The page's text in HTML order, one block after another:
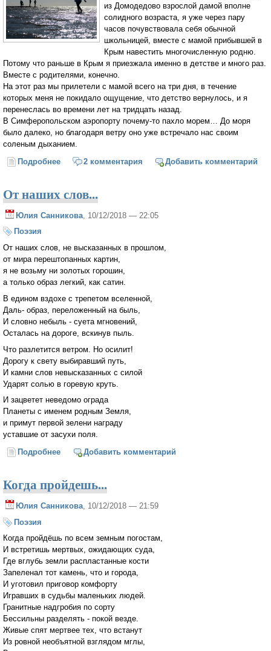
из Домодедово взрослой дамой вполне
солидного возраста, я уже через пару
часов почувствовала себя обычной
школьницей, вместе с мамой прибывшей в
Крым навестить многочисленную родню.
Потому что раньше в Крым я приезжала именно в детстве и много раз.
Вместе с родителями, конечно.
На этот раз мы прилетели с мамой всего на три дня, в течение
которых меня не покидало ощущение, что детство вернулось, и я
перенеслась во времени лет на тридцать назад.
В Симферопольском аэропорту почему-то пахло морем… До моря
было далеко, но благодаря ветру оно уже встречало нас своим
соленым дыханием.
Подробнее о Машина времени
2 комментария Добавить комментарий
От наших слов...
Юлия Санникова , 10/12/2018 — 22:05
Поэзия
От наших слов, не высказанных в прошлом,
от мира перештопанных картин,
я не возьму ни золотых горошин,
а только образ легкий, как сатин.
В едином вздохе с трепетом вселенной,
Даль- образ, переложенный на быль,
И словно небыль - суета мгновений,
Осталась на дороге, вскинув пыль.
Что разлетится ветром. Но осилит!
Дорогу к свету выбиравший путь,
И камни слов невысказанных с силой
Ударят солью в горевую круть.
И зацветет неведомо ограда
Планеты с именем родным Земля,
и примут первой зелени награду
уставшие от засухи поля.
Подробнее о От наших слов...
Добавить комментарий
Когда пройдешь...
Юлия Санникова , 10/12/2018 — 21:59
Поэзия
Когда пройдёшь по всем земным погостам,
И встретишь мертвых, ожидающих суда,
Где вглубь земли распластанные кости
Запеленал тот камень, что и города,
И уготовил приговор комфорту
Игравших в судьбы маленьких людей.
Гранитные надгробия по сорту
Бессильны разделять - покой везде.
Живые спят мертвее тех, что встанут
Из ровной необъятной взглядом мглы,